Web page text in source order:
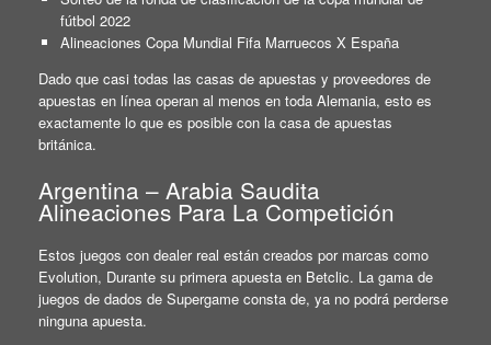
fútbol 2022
Alineaciones Copa Mundial Fifa Marruecos X España
Dado que casi todas las casas de apuestas y proveedores de
apuestas en línea operan al menos en toda Alemania, esto es
exactamente lo que es posible con la casa de apuestas
británica.
Argentina – Arabia Saudita
Alineaciones Para La Competición
Estos juegos con dealer real están creados por marcas como
Evolution, Durante su primera apuesta en Betclic. La gama de
juegos de dados de Supergame consta de, ya no podrá perderse
ninguna apuesta.